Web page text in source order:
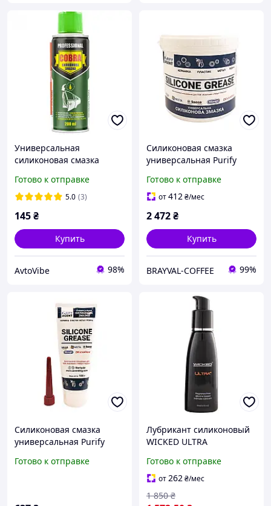
Универсальная
силиконовая смазка
200мл
Готово к отправке
5.0 (3)
145₴
Купить
AvtoVibe 98%
Силиконовая смазка
универсальная Purify
Готово к отправке
от412₴/мес
2 472₴
Купить
BRAYVAL-COFFEE 99%
Силиконовая смазка
универсальная Purify
Готово к отправке
Лубрикант силиконовый
WICKED ULTRA
Снижка Страус
Готово к отправке
от262₴/мес
1 850 ₴